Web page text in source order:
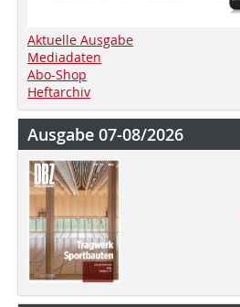
Aktuelle Ausgabe
Mediadaten
Abo-Shop
Heftarchiv
Ausgabe 07-08/2026